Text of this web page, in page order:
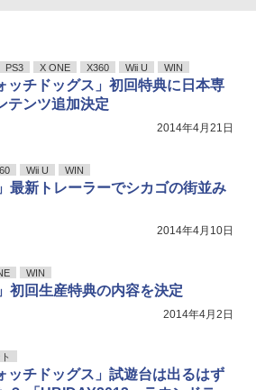
PS3 X ONE X360 Wii U WIN
ッチドッグス」初回特典に日本専
テンツ追加決定
2014年4月21日
Wii U WIN
最新トレーラーでシカゴの街並み
2014年4月10日
WIN
初回生産特典の内容を決定
2014年4月2日
ッチドッグス」試遊台は出るはず